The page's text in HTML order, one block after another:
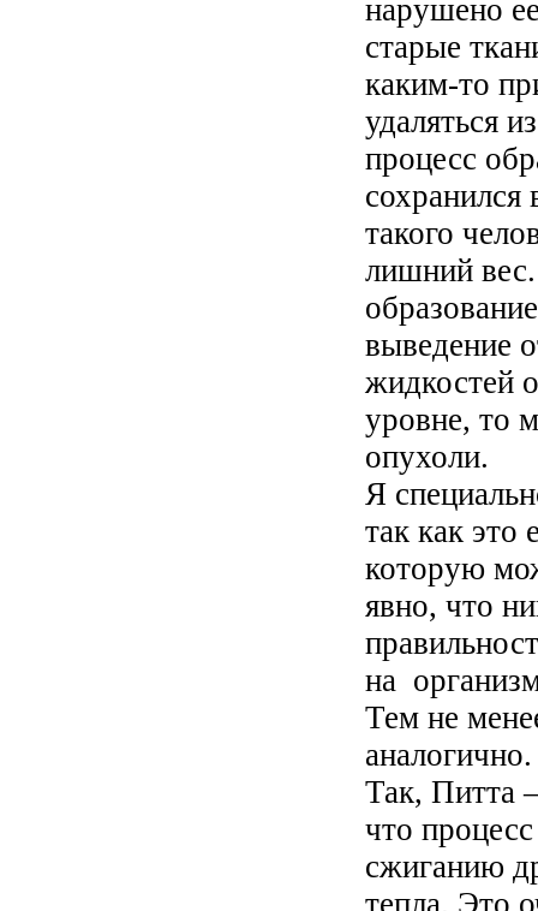
нарушено
старые
каким-то
удаляться
процесс
такого
лишний
выведение
жидкостей
уровне, то
опухоли.
Я
так как это
которую
явно, что
на
Тем не
Так, Питта
что
сжиганию
тепла. Это